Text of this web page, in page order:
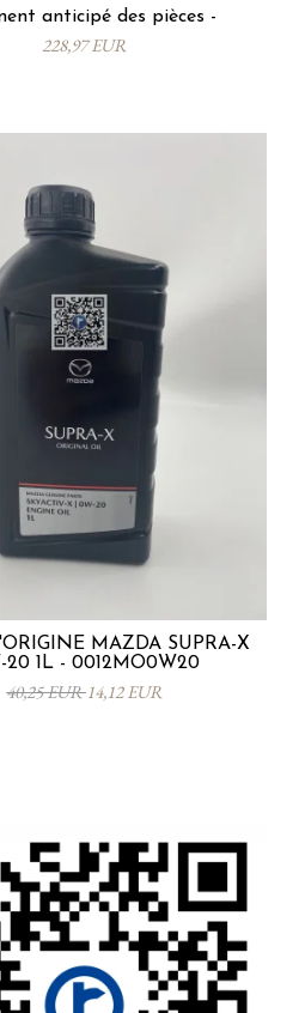
anticipé des pièces -
228,97 EUR
MAZDA SUPRA-X
20 1L - 0012MO0W20
40,25 EUR14,12 EUR